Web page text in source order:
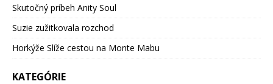
Skutočný príbeh Anity Soul
Suzie zužitkovala rozchod
Horkýže Slíže cestou na Monte Mabu
KATEGÓRIE